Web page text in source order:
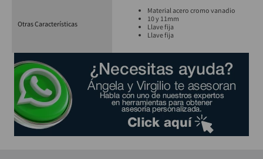
Otras Características
Material acero cromo vanadio
10 y 11mm
Llave fija
Llave fija